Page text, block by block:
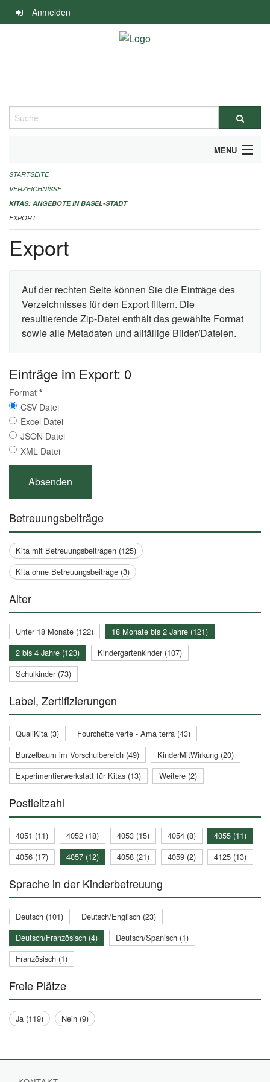
Navigation
überspringen
Anmelden
Suche
MENU
ALLGEMEINE INFORMATIONEN
IMPRESSUM
STARTSEITE
VERZEICHNISSE
KITAS: ANGEBOTE IN BASEL-STADT
EXPORT
Export
Auf der rechten Seite können Sie die Einträge des
Verzeichnisses für den Export filtern. Die
resultierende Zip-Datei enthält das gewählte Format
sowie alle Metadaten und allfällige Bilder/Dateien.
Einträge im Export: 0
Format *
CSV Datei
Excel Datei
JSON Datei
XML Datei
Betreuungsbeiträge
Kita mit Betreuungsbeiträgen (125)
Kita ohne Betreuungsbeiträge (3)
Alter
Unter 18 Monate (122)
18 Monate bis 2 Jahre (121)
2 bis 4 Jahre (123)
Kindergartenkinder (107)
Schulkinder (73)
Label, Zertifizierungen
QualiKita (3)
Fourchette verte - Ama terra (43)
Burzelbaum im Vorschulbereich (49)
KinderMitWirkung (20)
Experimentierwerkstatt für Kitas (13)
Weitere (2)
Postleitzahl
4051 (11) 4052 (18) 4053 (15) 4054 (8)
4055 (11)
4056 (17)
4057 (12) 4058 (21) 4059 (2) 4125 (13)
Sprache in der Kinderbetreuung
Deutsch (101)
Deutsch/Englisch (23)
Deutsch/Französisch (4)
Deutsch/Spanisch (1)
Französisch (1)
Freie Plätze
Ja (119) Nein (9)